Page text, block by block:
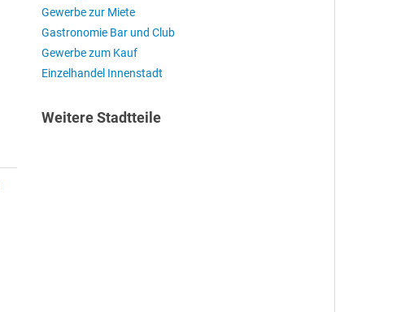
Gewerbe zur Miete
Gastronomie Bar und Club
Gewerbe zum Kauf
Einzelhandel Innenstadt
Weitere Stadtteile